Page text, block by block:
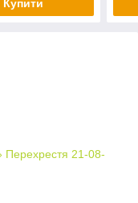
Купити
21-08-